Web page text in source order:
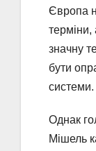
Європа
значну
бути
системи.
Однак
Мішель